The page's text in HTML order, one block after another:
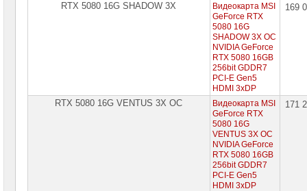
RTX 5080 16G SHADOW 3X
Видеокарта MSI
GeForce RTX
5080 16G
SHADOW 3X OC
NVIDIA GeForce
RTX 5080 16GB
256bit GDDR7
PCI-E Gen5
HDMI 3xDP
169
RTX 5080 16G VENTUS 3X OC
Видеокарта MSI
GeForce RTX
5080 16G
VENTUS 3X OC
NVIDIA GeForce
RTX 5080 16GB
256bit GDDR7
PCI-E Gen5
HDMI 3xDP
171